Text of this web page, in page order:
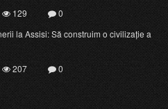
129
0
la Assisi: Să construim o civilizație a
207 0